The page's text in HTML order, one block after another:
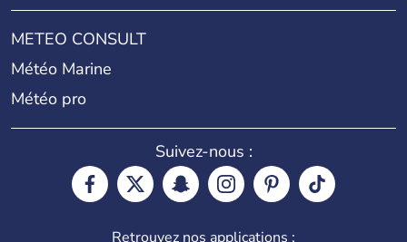
METEO CONSULT
Météo Marine
Météo pro
Suivez-nous :
Retrouvez nos applications :